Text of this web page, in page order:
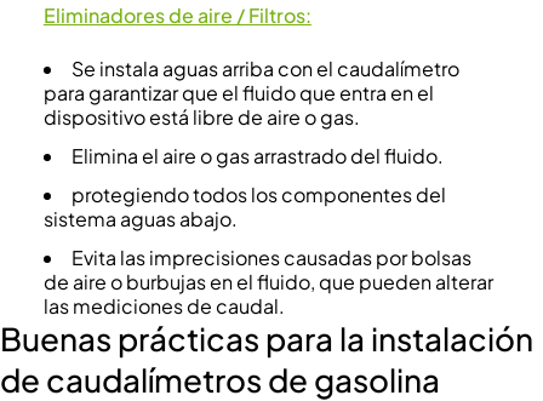
Eliminadores de aire / Filtros:
Se instala aguas arriba con el caudalímetro
para garantizar que el fluido que entra en el
dispositivo está libre de aire o gas.
Elimina el aire o gas arrastrado del fluido.
protegiendo todos los componentes del
sistema aguas abajo.
Evita las imprecisiones causadas por bolsas
de aire o burbujas en el fluido, que pueden alterar
las mediciones de caudal.
Buenas prácticas para la instalación
de caudalímetros de gasolina